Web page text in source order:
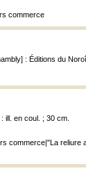
commerce
: Éditions du
ill. en coul. ; 30 cm.
commerce|"La